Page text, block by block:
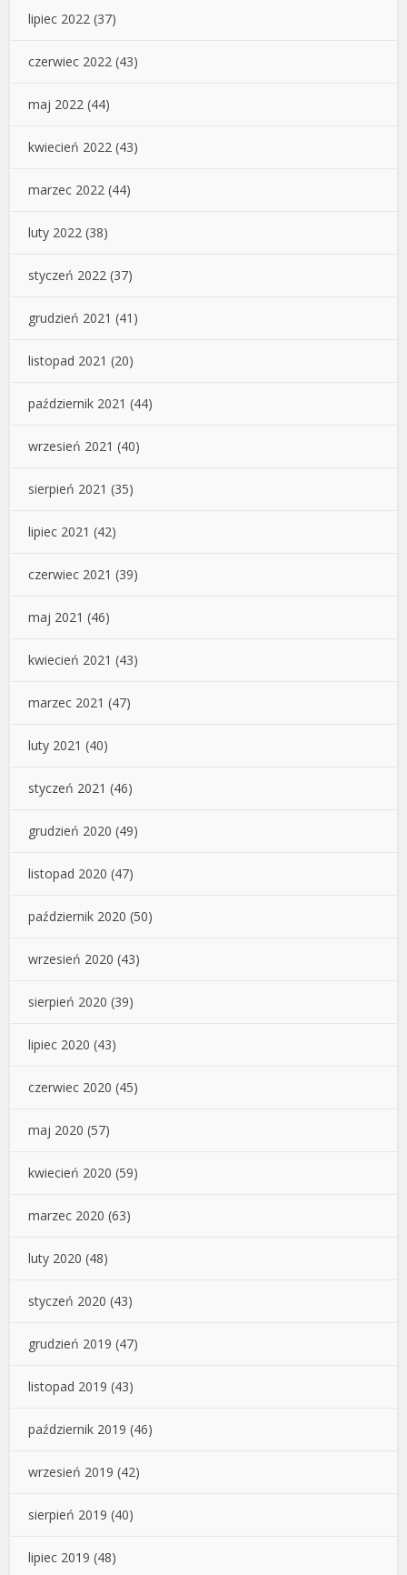
lipiec 2022 (37)
czerwiec 2022 (43)
maj 2022 (44)
kwiecień 2022 (43)
marzec 2022 (44)
luty 2022 (38)
styczeń 2022 (37)
grudzień 2021 (41)
listopad 2021 (20)
październik 2021 (44)
wrzesień 2021 (40)
sierpień 2021 (35)
lipiec 2021 (42)
czerwiec 2021 (39)
maj 2021 (46)
kwiecień 2021 (43)
marzec 2021 (47)
luty 2021 (40)
styczeń 2021 (46)
grudzień 2020 (49)
listopad 2020 (47)
październik 2020 (50)
wrzesień 2020 (43)
sierpień 2020 (39)
lipiec 2020 (43)
czerwiec 2020 (45)
maj 2020 (57)
kwiecień 2020 (59)
marzec 2020 (63)
luty 2020 (48)
styczeń 2020 (43)
grudzień 2019 (47)
listopad 2019 (43)
październik 2019 (46)
wrzesień 2019 (42)
sierpień 2019 (40)
lipiec 2019 (48)